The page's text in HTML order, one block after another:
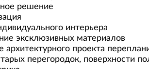
решение
интерьера
эксклюзивных материалов
архитектурного проекта
перегородок, поверхности